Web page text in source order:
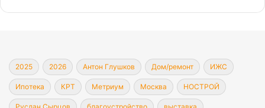
2025 2026 Антон Глушков Дом/ремонт ИЖС
Ипотека КРТ Метриум Москва НОСТРОЙ